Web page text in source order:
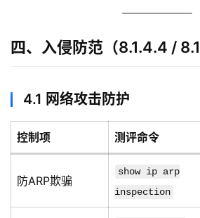
四、入侵防范（8.1.4.4 /
4.1 网络攻击防护
控制项 测评命令
防ARP欺骗
show ip arp
inspection